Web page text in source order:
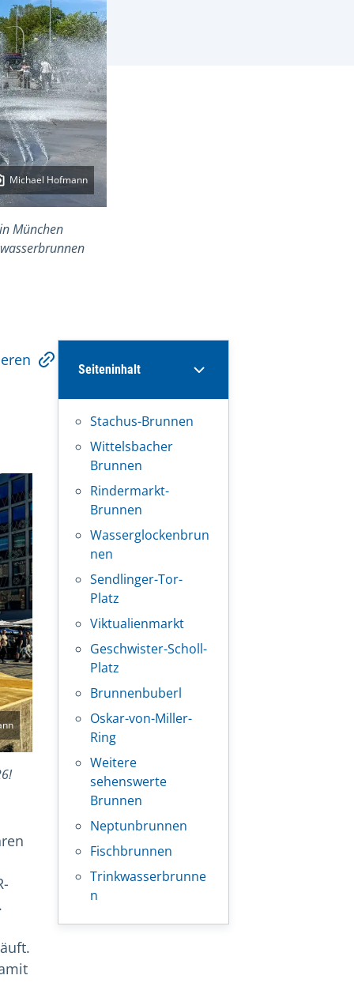
Michael Hofmann
München
Seiteninhalt
Stachus-Brunnen
Wittelsbacher
Brunnen
Rindermarkt-
Brunnen
Wasserglockenbrun
nen
Sendlinger-Tor-
Platz
Viktualienmarkt
Geschwister-Scholl-
Platz
Brunnenbuberl
Oskar-von-Miller-
Ring
Weitere
sehenswerte
Brunnen
Neptunbrunnen
Fischbrunnen
Trinkwasserbrunne
n